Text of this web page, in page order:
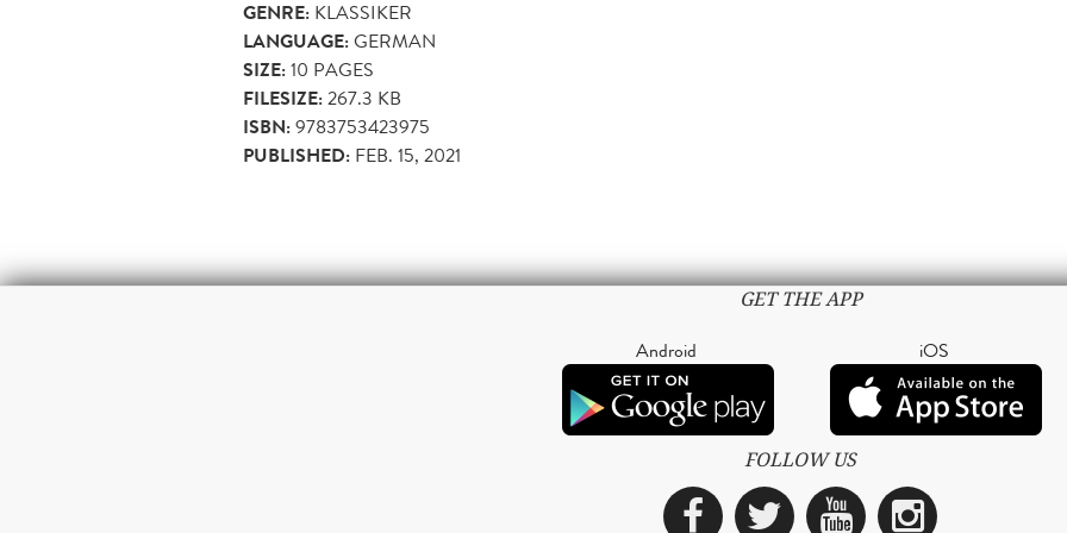
GENRE: KLASSIKER
LANGUAGE:GERMAN
SIZE:10 PAGES
FILESIZE:267.3 KB
ISBN:9783753423975
PUBLISHED: FEB. 15, 2021
GET THE APP
Android iOS
FOLLOW US
Facebook
TwitterYouTube